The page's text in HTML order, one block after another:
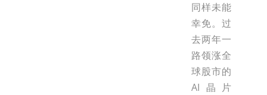
同样未能
幸免。过
去两年一
路领涨全
球股市的
AI晶片